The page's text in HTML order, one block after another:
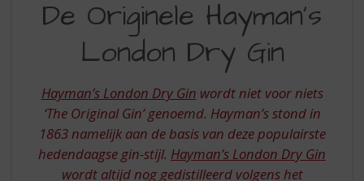
ORIGINELE
HAYMAN’S
DRY
GIN
De Originele Hayman’s
London Dry Gin
Hayman’s London Dry Gin wordt niet voor niets
‘The Original Gin’ genoemd. Hayman’s stond in
1863 namelijk aan de basis van deze populairste
hedendaagse gin-stijl. Hayman’s London Dry Gin
wordt altijd nog gedistilleerd volgens het